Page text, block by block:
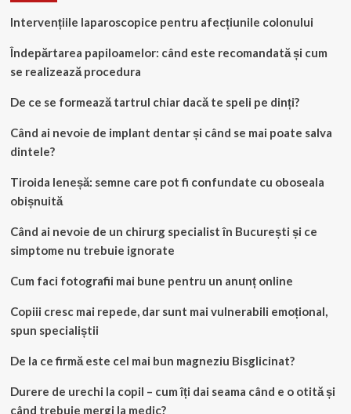
Intervențiile laparoscopice pentru afecțiunile colonului
Îndepărtarea papiloamelor: când este recomandată și cum
se realizează procedura
De ce se formează tartrul chiar dacă te speli pe dinți?
Când ai nevoie de implant dentar și când se mai poate salva
dintele?
Tiroida leneșă: semne care pot fi confundate cu oboseala
obișnuită
Când ai nevoie de un chirurg specialist în București și ce
simptome nu trebuie ignorate
Cum faci fotografii mai bune pentru un anunț online
Copiii cresc mai repede, dar sunt mai vulnerabili emoțional,
spun specialiștii
De la ce firmă este cel mai bun magneziu Bisglicinat?
Durere de urechi la copil – cum îți dai seama când e o otită și
când trebuie mergi la medic?